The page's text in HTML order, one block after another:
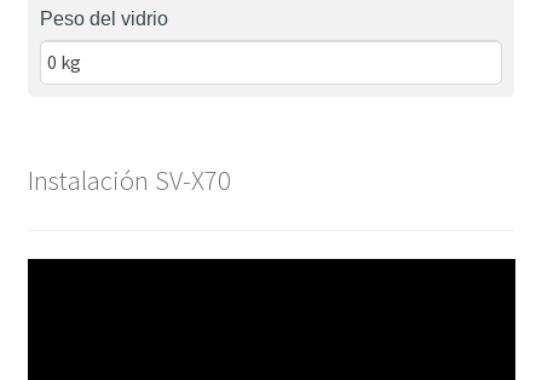
Peso del vidrio
Instalación SV-X70